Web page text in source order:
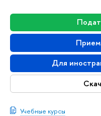
Для
Учебные курсы